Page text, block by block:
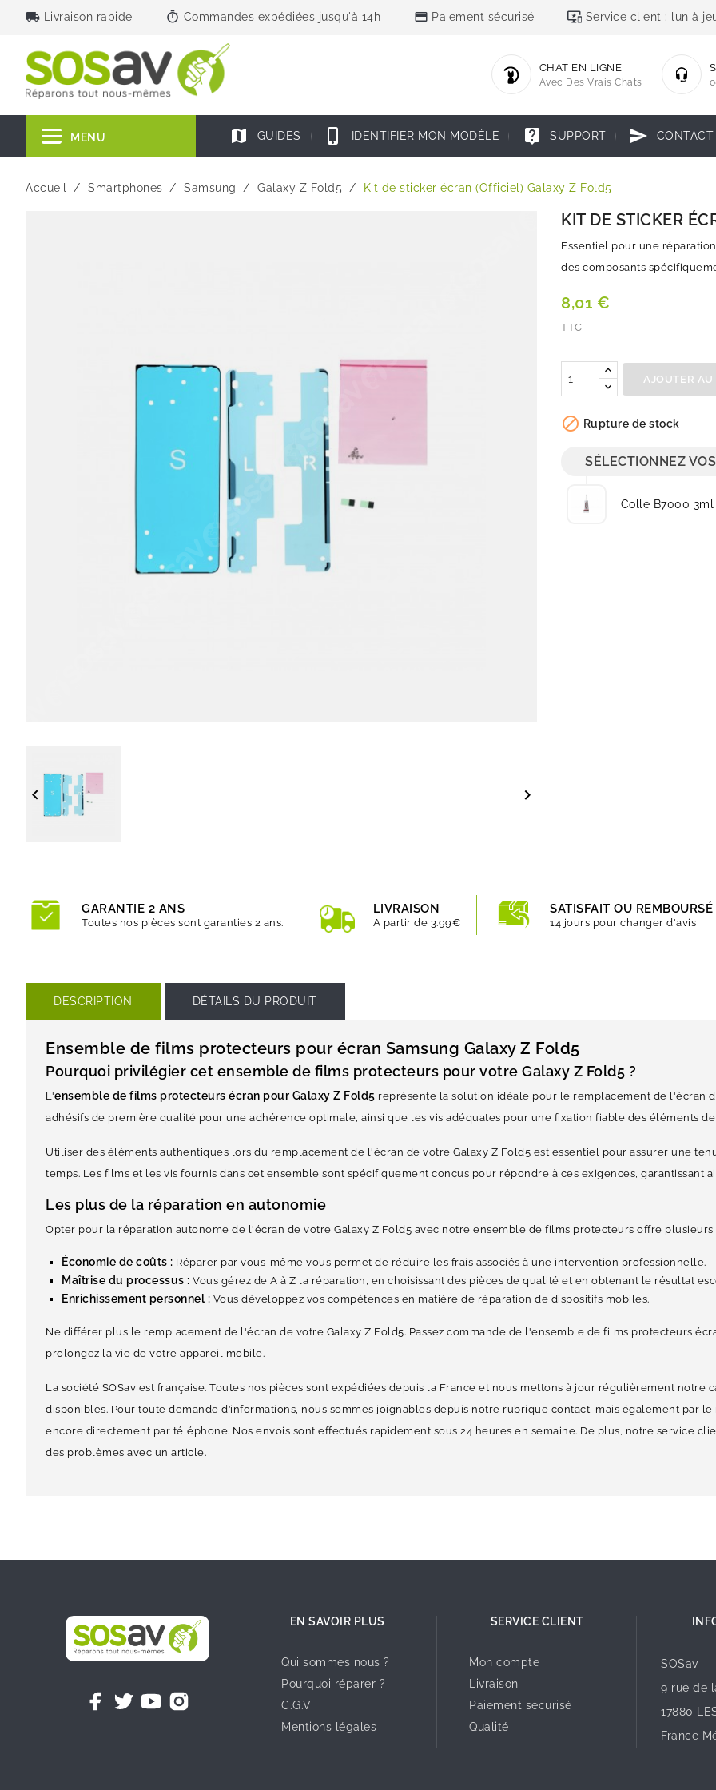
local_shipping Livraison rapide timer Commandes expédiées jusqu'à 14h credit_card Paiement sécurisé important_devices Service client : lun à
CHAT EN LIGNE
Avec Des Vrais Chats
MENU map GUIDES phone_iphone IDENTIFIER MON MODÈLE live_help SUPPORT send CONTACT
Accueil Smartphones Samsung Galaxy Z Fold5 Kit de sticker écran (Officiel) Galaxy Z Fold5
 
KIT DE STICKER
Essentiel pour une
des composants
8,01 €
TTC
AJOUTER AU
 Rupture de stock
SÉLECTIONNEZ
Colle B7000 3ml
GARANTIE 2 ANS
Toutes nos pièces sont garanties 2 ans.
LIVRAISON
A partir de 3.99€
SATISFAIT OU REMBOURSÉ
14 jours pour changer d'avis
DESCRIPTION DÉTAILS DU PRODUIT
Ensemble de films protecteurs pour écran Samsung Galaxy Z Fold5
Pourquoi privilégier cet ensemble de films protecteurs pour votre Galaxy Z Fold5 ?
L'ensemble de films protecteurs écran pour Galaxy Z Fold5 représente la solution idéale pour le remplacement de l'écran
adhésifs de première qualité pour une adhérence optimale, ainsi que les vis adéquates pour une fixation fiable des éléments
Utiliser des éléments authentiques lors du remplacement de l'écran de votre Galaxy Z Fold5 est essentiel pour assurer une
temps. Les films et les vis fournis dans cet ensemble sont spécifiquement conçus pour répondre à ces exigences, garantissant
Les plus de la réparation en autonomie
Opter pour la réparation autonome de l'écran de votre Galaxy Z Fold5 avec notre ensemble de films protecteurs offre plusieurs
Économie de coûts : Réparer par vous-même vous permet de réduire les frais associés à une intervention professionnelle.
Maîtrise du processus : Vous gérez de A à Z la réparation, en choisissant des pièces de qualité et en obtenant le résultat
Enrichissement personnel : Vous développez vos compétences en matière de réparation de dispositifs mobiles.
Ne différer plus le remplacement de l'écran de votre Galaxy Z Fold5. Passez commande de l'ensemble de films protecteurs
prolongez la vie de votre appareil mobile.
La société SOSav est française. Toutes nos pièces sont expédiées depuis la France et nous mettons à jour régulièrement
disponibles. Pour toute demande d’informations, nous sommes joignables depuis notre rubrique contact, mais également par
encore directement par téléphone. Nos envois sont effectués rapidement sous 24 heures en semaine. De plus, notre service
des problèmes avec un article.
EN SAVOIR PLUS
Qui sommes nous ?
Pourquoi réparer ?
C.G.V
Mentions légales
SERVICE CLIENT
Mon compte
Livraison
Paiement sécurisé
Qualité
SOSav
9 rue de
17880
France